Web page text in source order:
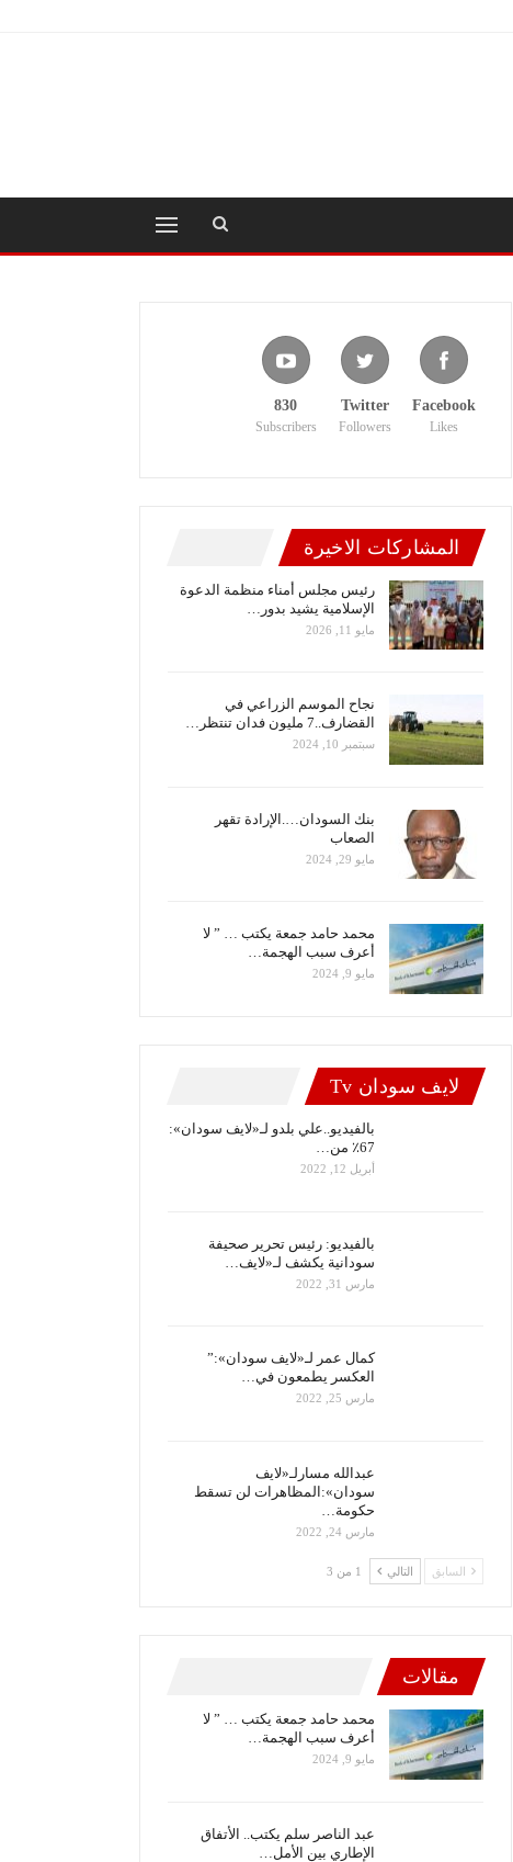
Facebook
Likes
Twitter
Followers
830
Subscribers
المشاركات الاخيرة
رئيس مجلس أمناء منظمة الدعوة
الإسلامية يشيد بدور…
مايو 11, 2026
نجاح الموسم الزراعي في
القضارف..7 مليون فدان تنتظر…
سبتمبر 10, 2024
بنك السودان….الإرادة تقهر
الصعاب
مايو 29, 2024
محمد حامد جمعة يكتب … ” لا
أعرف سبب الهجمة…
مايو 9, 2024
لايف سودان Tv
بالفيديو..علي بلدو لـ«لايف سودان»:
67٪ من…
أبريل 12, 2022
بالفيديو: رئيس تحرير صحيفة
سودانية يكشف لـ«لايف…
مارس 31, 2022
كمال عمر لـ«لايف سودان»:”
العكسر يطمعون في…
مارس 25, 2022
عبدالله مسارلـ«لايف
سودان»:المظاهرات لن تسقط
حكومة…
مارس 24, 2022
السابق التالي 1 من 3
مقالات
محمد حامد جمعة يكتب … ” لا
أعرف سبب الهجمة…
مايو 9, 2024
عبد الناصر سلم يكتب.. الأتفاق
الإطاري بين الأمل…